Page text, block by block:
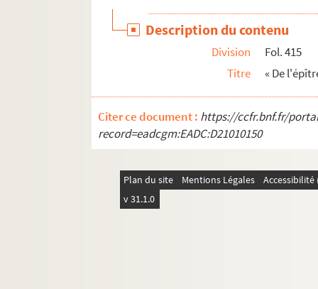
79. Autre fragment d'Ubertin
80. Ernaud, abbé de Bonneval. Traité sur les
81. « De signis novissimi adventus Domini
82-83. « Vie de la glorieuse Vierge Marie,
84-85. « Vie de la glorieuse Vierge Marie,
86. « Excellentiae beatae Mariae. » — Tel
87. « Tableau de la glorieuse Assomption de la
88. « Calendrier historial de la très sainte
89. Speculum humane salvationis
90-91. « Les Prophètes hébreux et les
Description du contenu
Division
Fol. 415
Titre
« De
Citer ce document : https://ccfr.bnf.fr/
record=eadcgm:EADC:D21010150
Plan du site Mentions Légales
v 31.1.0